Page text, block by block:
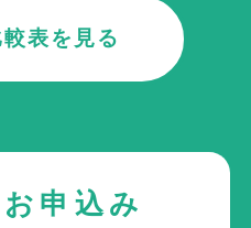
表を見る
申込み